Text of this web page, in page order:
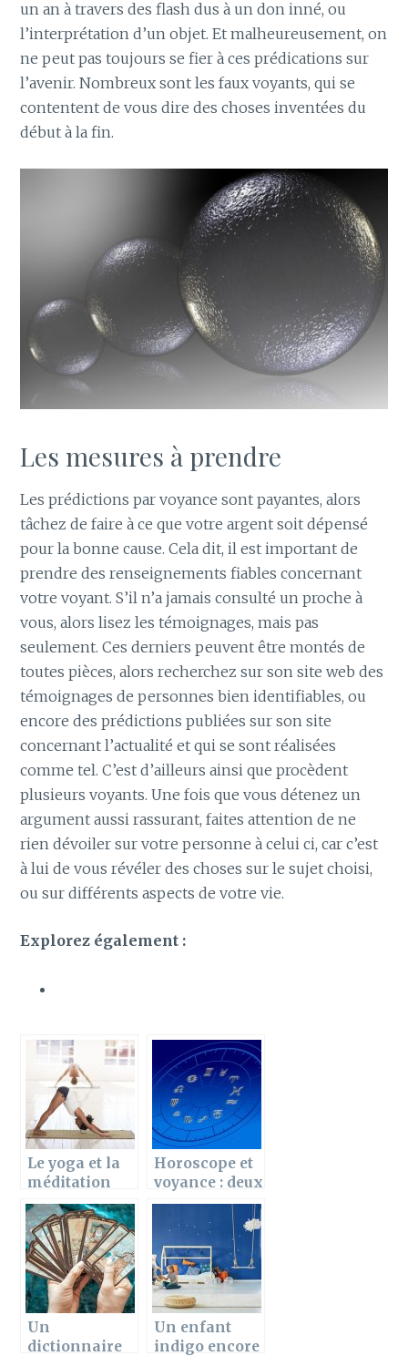
un an à travers des flash dus à un don inné, ou
l’interprétation d’un objet. Et malheureusement, on
ne peut pas toujours se fier à ces prédications sur
l’avenir. Nombreux sont les faux voyants, qui se
contentent de vous dire des choses inventées du
début à la fin.
Les mesures à prendre
Les prédictions par voyance sont payantes, alors
tâchez de faire à ce que votre argent soit dépensé
pour la bonne cause. Cela dit, il est important de
prendre des renseignements fiables concernant
votre voyant. S’il n’a jamais consulté un proche à
vous, alors lisez les témoignages, mais pas
seulement. Ces derniers peuvent être montés de
toutes pièces, alors recherchez sur son site web des
témoignages de personnes bien identifiables, ou
encore des prédictions publiées sur son site
concernant l’actualité et qui se sont réalisées
comme tel. C’est d’ailleurs ainsi que procèdent
plusieurs voyants. Une fois que vous détenez un
argument aussi rassurant, faites attention de ne
rien dévoiler sur votre personne à celui ci, car c’est
à lui de vous révéler des choses sur le sujet choisi,
ou sur différents aspects de votre vie.
Explorez également :
Le yoga et la
méditation
pour votre
bien-être
Horoscope et
voyance : deux
pratiques très
répandues
chez les
jeunes
Un
dictionnaire
Un enfant
indigo encore